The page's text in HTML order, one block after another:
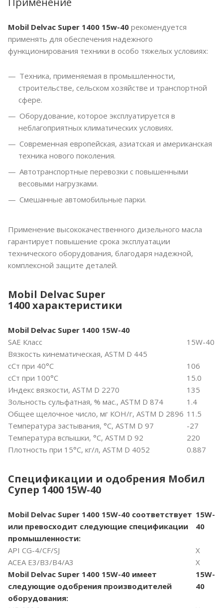
Mobil Delvac Super 1400 15w-40 рекомендуется
применять для обеспечения надежного
функционирования техники в особо тяжелых условиях:
Техника, применяемая в промышленности,
строительстве, сельском хозяйстве и транспортной
сфере.
Оборудование, которое эксплуатируется в
неблагоприятных климатических условиях.
Современная европейская, азиатская и американская
техника нового поколения.
Автотранспортные перевозки с повышенными
весовыми нагрузками.
Смешанные автомобильные парки.
Применение высококачественного дизельного масла
гарантирует повышение срока эксплуатации
технического оборудования, благодаря надежной,
комплексной защите деталей.
Mobil Delvac Super
1400характеристики
Mobil Delvac Super 1400 15W-40
SAE Класс
15W-40
Вязкость кинематическая, ASTM D 445
сСт при 40°C
106
сСт при 100°C
15.0
Индекс вязкости, ASTM D 2270
135
Зольность сульфатная, % мас., ASTM D 874
1.4
Общее щелочное число, мг КОН/г, ASTM D 2896 11.5
Температура застывания, °C, ASTM D 97
-27
Температура вспышки, °C, ASTM D 92
220
Плотность при 15°C, кг/л, ASTM D 4052
0.887
Спецификации и одобрения Мобил
Супер 1400 15W-40
Mobil Delvac Super 1400 15W-40 соответствует
или превосходит следующие спецификации
промышленности:
15W-
40
API CG-4/CF/SJ
X
ACEA E3/B3/B4/A3
X
Mobil Delvac Super 1400 15W-40 имеет
следующие одобрения производителей
оборудования:
15W-
40